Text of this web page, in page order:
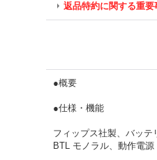
返品特約に関する重要
●概要
●仕様・機能
フィップス社製、バッ
BTL モノラル、動作電